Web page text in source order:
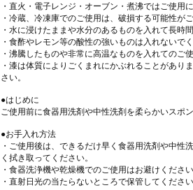
・直火・電子レンジ・オーブン・煮沸ではご使用
・冷蔵、冷凍庫でのご使用は、破損する可能性が
・水に浸けたままや水分のあるものを入れて長時
・食酢やレモン等の酸性の強いものは入れないでく
・沸騰したものや非常に高温なものを入れてのご
・漆は体質によりごくまれにかぶれることがあ
さい。
●はじめに
ご使用前に食器用洗剤や中性洗剤を柔らかいスポ
●お手入れ方法
・ご使用後は、できるだけ早く食器用洗剤や中
く拭き取ってください。
・食器洗浄機や乾燥機でのご使用はお避けください
・直射日光の当たらないところで保管してください